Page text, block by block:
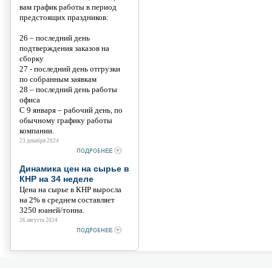
вам график работы в период
предстоящих праздников:
26 – последний день
подтверждения заказов на
сборку
27 - последний день отгрузки
по собранным заявкам
28 – последний день работы
офиса
С 9 января – рабочий день, по
обычному графику работы
компании.
23 декабря 2024
Динамика цен на сырье в
КНР на 34 неделе
Цена на сырье в КНР выросла
на 2% в среднем составляет
3250 юаней/тонна.
26 августа 2024